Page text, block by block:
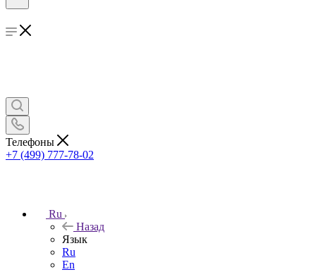
Телефоны
+7 (499) 777-78-02
Ru
Назад
Язык
Ru
En